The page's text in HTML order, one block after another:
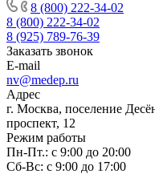
8 (800) 222-34-02
8 (800) 222-34-02
8 (925) 789-76-39
Заказать звонок
E-mail
nv@medep.ru
Адрес
г. Москва, поселение
проспект, 12
Режим работы
Пн-Пт.: с 9:00 до 20:00
Cб-Вс: с 9:00 до 17:00